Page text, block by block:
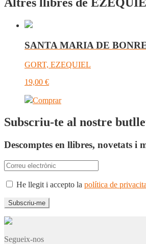
SANTA MARIA DE
GORT, EZEQUIEL
19,00 €
Comprar
Subscriu-te al nostre
Descomptes en llibres, novetats i
He llegit i accepto la política de
Segueix-nos